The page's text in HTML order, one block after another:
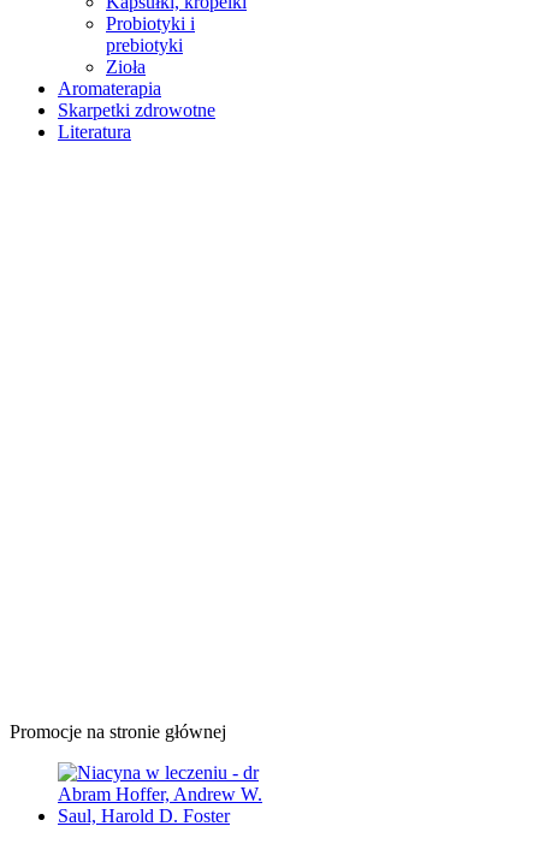
Probiotyki i
prebiotyki
Zioła
Aromaterapia
Skarpetki zdrowotne
Literatura
Promocje na stronie głównej